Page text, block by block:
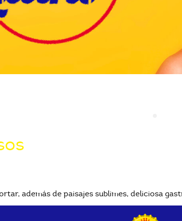
además de paisajes sublimes, deliciosa